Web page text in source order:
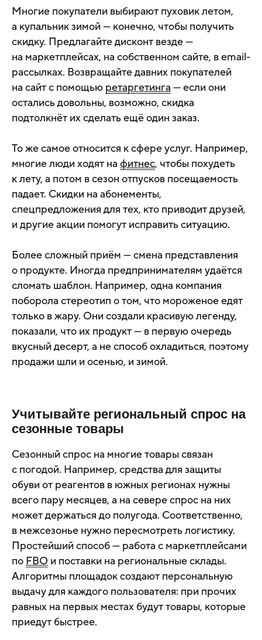
Многие покупатели выбирают пуховик летом,
а купальник зимой — конечно, чтобы получить
скидку. Предлагайте дисконт везде —
на маркетплейсах, на собственном сайте, в email-
рассылках. Возвращайте давних покупателей
на сайт с помощью ретаргетинга — если они
остались довольны, возможно, скидка
подтолкнёт их сделать ещё один заказ.
То же самое относится к сфере услуг. Например,
многие люди ходят на фитнес, чтобы похудеть
к лету, а потом в сезон отпусков посещаемость
падает. Скидки на абонементы,
спецпредложения для тех, кто приводит друзей,
и другие акции помогут исправить ситуацию.
Более сложный приём — смена представления
о продукте. Иногда предпринимателям удаётся
сломать шаблон. Например, одна компания
поборола стереотип о том, что мороженое едят
только в жару. Они создали красивую легенду,
показали, что их продукт — в первую очередь
вкусный десерт, а не способ охладиться, поэтому
продажи шли и осенью, и зимой.
Учитывайте региональный спрос на
сезонные товары
Сезонный спрос на многие товары связан
с погодой. Например, средства для защиты
обуви от реагентов в южных регионах нужны
всего пару месяцев, а на севере спрос на них
может держаться до полугода. Соответственно,
в межсезонье нужно пересмотреть логистику.
Простейший способ — работа с маркетплейсами
по FBO и поставки на региональные склады.
Алгоритмы площадок создают персональную
выдачу для каждого пользователя: при прочих
равных на первых местах будут товары, которые
приедут быстрее.